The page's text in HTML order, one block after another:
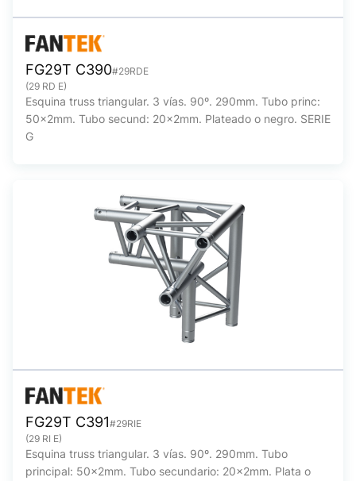
FG29T C390#29RDE
(29 RD E)
Esquina truss triangular. 3 vías. 90º. 290mm. Tubo princ:
50x2mm. Tubo secund: 20x2mm. Plateado o negro. SERIE
G
FG29T C391#29RIE
(29 RI E)
Esquina truss triangular. 3 vías. 90º. 290mm. Tubo
principal: 50x2mm. Tubo secundario: 20x2mm. Plata o